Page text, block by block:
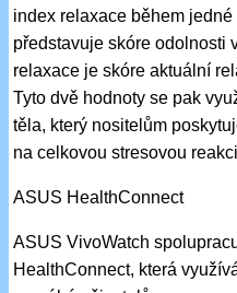
index relaxace během
představuje skóre odolnosti
relaxace je skóre aktuální
Tyto dvě hodnoty se pak
těla, který nositelům
na celkovou stresovou
ASUS HealthConnect
ASUS VivoWatch
HealthConnect, která